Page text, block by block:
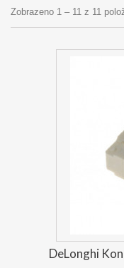
Zobrazeno 1 – 11 z 11
DeLonghi